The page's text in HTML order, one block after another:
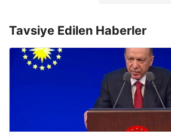
Tavsiye Edilen Haberler